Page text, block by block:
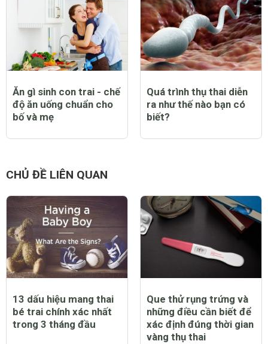
Ăn gì sinh con trai - chế
độ ăn uống chuẩn cho
bố và mẹ
Quá trình thụ thai diễn
ra như thế nào bạn có
biết?
CHỦ ĐỀ LIÊN QUAN
13 dấu hiệu mang thai
bé trai chính xác nhất
trong 3 tháng đầu
Que thử rụng trứng và
những điều cần biết để
xác định đúng thời gian
vàng thụ thai